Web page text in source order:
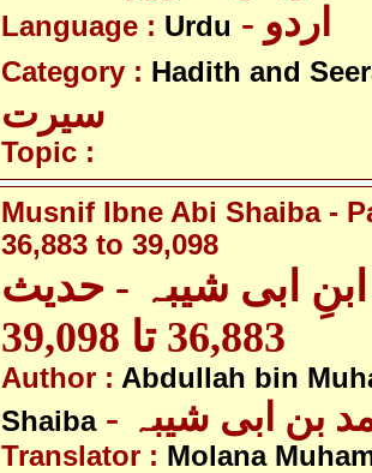
Language : Urdu - اردو
Category : Hadith and
سیرت
Topic :
Musnif Ibne Abi Shaiba -
36,883 to 39,098
ابی شیبہ - حدیث
36,883 تا 39,098
Author : Abdullah bin
Shaiba
بن ابی شیبہ
Translator : Molana